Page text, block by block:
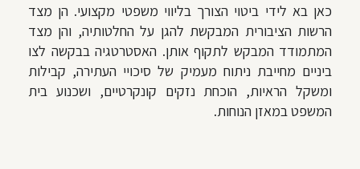
כאן בא לידי ביטוי הצורך בליווי משפטי מקצועי. הן מצד
הרשות הציבורית המבקשת להגן על החלטותיה, והן מצד
המתמודד המבקש לתקוף אותן. האסטרטגיה בבקשה לצו
ביניים מחייבת ניתוח מעמיק של סיכויי העתירה, קבילות
ומשקל הראיות, הוכחת נזקים קונקרטיים, ושכנוע בית
המשפט במאזן הנוחות.